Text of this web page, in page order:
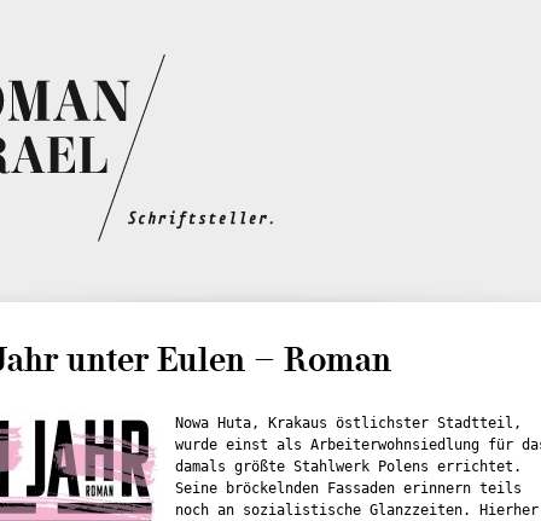
unter Eulen – Roman
Nowa Huta, Krakaus östlichster Stadtteil,
wurde einst als Arbeiterwohnsiedlung für
damals größte Stahlwerk Polens errichtet.
Seine bröckelnden Fassaden erinnern teils
noch an sozialistische Glanzzeiten. Hierher